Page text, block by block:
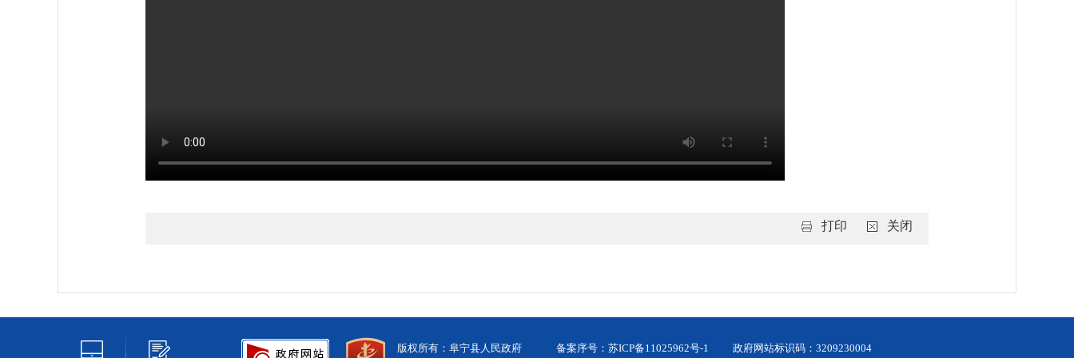
打印 关闭
版权所有：阜宁县人民政府 备案序号：苏ICP备11025962号-1 政府网站标识码：3209230004